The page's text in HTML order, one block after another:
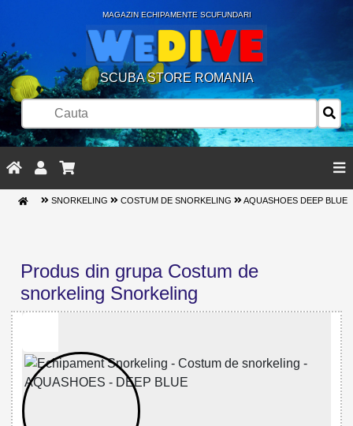
MAGAZIN ECHIPAMENTE SCUFUNDARI
SCUBA STORE ROMANIA
SNORKELING COSTUM DE SNORKELING AQUASHOES DEEP BLUE
Produs din grupa Costum de
snorkeling Snorkeling